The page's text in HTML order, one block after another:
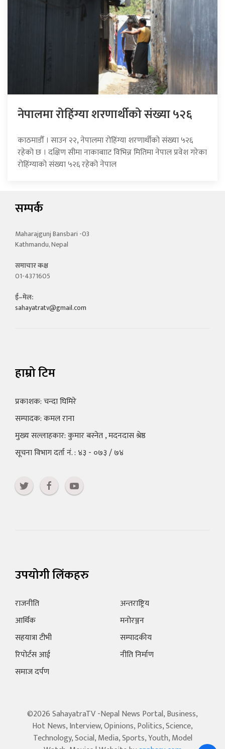
नेपालमा रोहिंग्या शरणार्थीको संख्या ५२६
काठमाडौँ । साउन २२, नेपालमा रोहिंग्या शरणार्थीको संख्या ५२६
रहेको छ । दक्षिण सीमा नाकाबााट विभिन्न मितिमा नेपाल प्रवेश गरेका
रोहिंग्याको संख्या ५२६ रहेको नेपाल
सम्पर्क
Maharajgunj Bansbari -03
Kathmandu, Nepal
समाचार कक्ष
01-4371605
ई–मेल:
sahayatratv@gmail.com
हाम्रो टिम
प्रकाशक: चन्दा घिमिरे
सम्पादक: कमल राना
मुख्य सल्लाहकार: कुमार बस्नेत , मदनदास श्रेष्ठ
सूचना विभाग दर्ता नं. : ४३ - ०७३ / ७४
उपयोगी लिंकहरु
राजनीति
आर्थिक
सहयात्रा टीभी
रिपोर्टस आई
समाज दर्पण
अन्तराष्ट्रिय
मनोरञ्जन
सम्पादकीय
नीति निर्माण
©2026 SahayatraTV -Nepal News Portal, Business,
Hot News, Interview, Opinions, Politics, Science,
Technology, Social, Media, Sports, Youth, Model